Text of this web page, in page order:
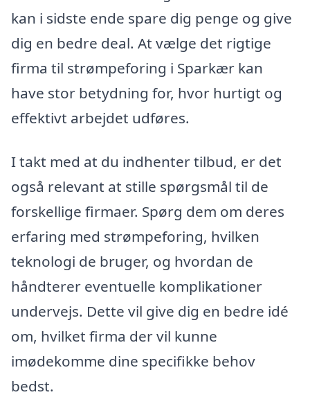
kan i sidste ende spare dig penge og give
dig en bedre deal. At vælge det rigtige
firma til strømpeforing i Sparkær kan
have stor betydning for, hvor hurtigt og
effektivt arbejdet udføres.
I takt med at du indhenter tilbud, er det
også relevant at stille spørgsmål til de
forskellige firmaer. Spørg dem om deres
erfaring med strømpeforing, hvilken
teknologi de bruger, og hvordan de
håndterer eventuelle komplikationer
undervejs. Dette vil give dig en bedre idé
om, hvilket firma der vil kunne
imødekomme dine specifikke behov
bedst.